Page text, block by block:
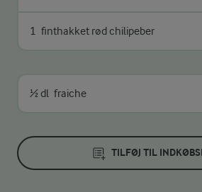
1 finthakket rød chilipeber
½ dl fraiche
TILFØJ TIL